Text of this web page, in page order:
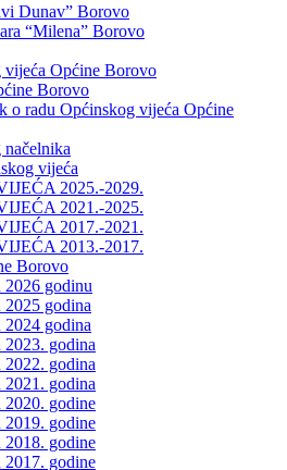
Dunav” Borovo
“Milena” Borovo
Općine Borovo
Borovo
o radu Općinskog vijeća Općine
vijeća
2025.-2029.
2021.-2025.
2017.-2021.
2013.-2017.
Borovo
2026 godinu
2025 godina
2024 godina
2023. godina
2022. godina
2021. godina
2020. godine
2019. godine
2018. godine
2017. godine